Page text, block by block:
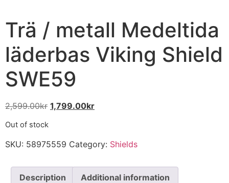
Trä / metall Medeltida
läderbas Viking Shield
SWE59
2,599.00kr 1,799.00kr
Out of stock
SKU: 58975559 Category: Shields
Description Additional information